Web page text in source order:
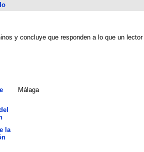
y concluye que responden a lo que un
Málaga
la